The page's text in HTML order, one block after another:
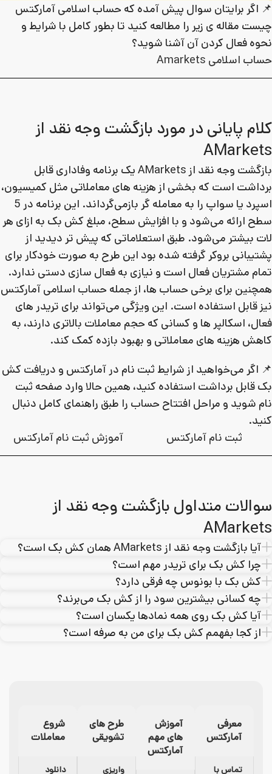
📌 اگر برایتان سوال پیش آمده که حساب اسلامی آمارکتس
چیست مقاله ی زیر را مطالعه کنید تا بطور کامل با شرایط و
نحوه فعال کردن آن آشنا شوید؟
حساب اسلامی Amarkets
کلام پایانی در مورد بازگشت وجه نقد از
AMarkets
بازگشت وجه نقد از AMarkets یک برنامه وفاداری قابل
برداشت است که بخشی از هزینه‌ های معاملاتی مثل کمیسیون،
اسپرد یا سواپ را به معامله‌ گر بازمی‌گرداند. این برنامه در 5
سطح ارائه می‌شود و با افزایش سطح، مبلغ کش‌ بک به‌ ازای هر
لات بیشتر می‌شود. طبق استعلاماتی که پیش تر دیدید از
پشتیبانی بروکر گرفته شده بود این طرح به‌ صورت خودکار برای
تمام مشتریان فعال است و نیازی به فعال‌ سازی دستی ندارد.
همچنین برای برخی حساب‌ ها، از جمله حساب اسلامی آمارکتس
نیز قابل استفاده است. این ویژگی می‌تواند برای تریدر های
فعال، اسکالپر ها و کسانی که حجم معاملات بالاتری دارند، به
کاهش هزینه‌ های معاملاتی و بهبود بازده کمک کند.
📌 اگر می‌خواهید از شرایط ثبت‌ نام در آمارکتس و دریافت کش‌
بک قابل برداشت استفاده کنید، همین حالا وارد صفحه ثبت‌
نام شوید و مراحل افتتاح حساب را طبق راهنمای کامل دنبال
کنید.
ثبت نام آمارکتس
آموزش ثبت نام آمارکتس
سوالات متداول بازگشت وجه نقد از
AMarkets
آیا بازگشت وجه نقد از AMarkets همان کش بک است؟
چرا کش بک برای تریدر مهم است؟
کش بک با بونوس چه فرقی دارد؟
چه کسانی بیشترین سود را از کش بک می‌برند؟
آیا کش بک روی همه نمادها یکسان است؟
از کجا بفهمم کش بک برای من به‌ صرفه است؟
معرفی
آمارکتس
تماس با
آموزش
های مهم
آمارکتس
طرح های
تشویقی
واریزی
شروع
معاملات
دانلود